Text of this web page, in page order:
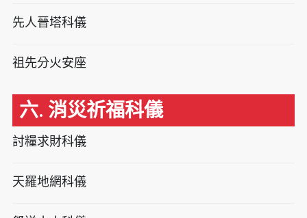
先人晉塔科儀
祖先分火安座
六. 消災祈福科儀
討糧求財科儀
天羅地網科儀